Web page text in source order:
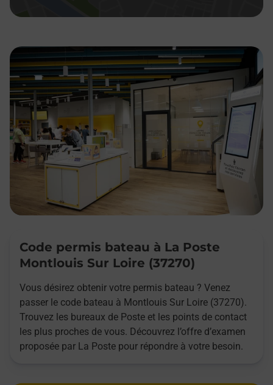
Code permis bateau à La Poste
Montlouis Sur Loire (37270)
Vous désirez obtenir votre permis bateau ? Venez
passer le code bateau à Montlouis Sur Loire (37270).
Trouvez les bureaux de Poste et les points de contact
les plus proches de vous. Découvrez l’offre d’examen
proposée par La Poste pour répondre à votre besoin.